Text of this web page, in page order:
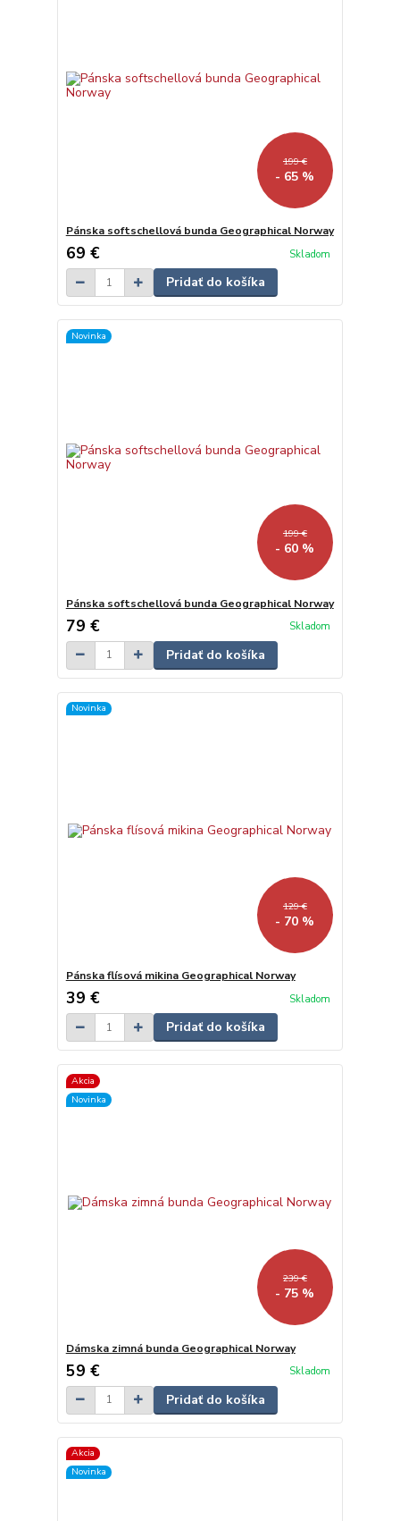
199 €
- 65 %
Pánska softschellová bunda Geographical Norway
69 € Skladom
Pridať do košíka
Novinka
199 €
- 60 %
Pánska softschellová bunda Geographical Norway
79 € Skladom
Pridať do košíka
Novinka
129 €
- 70 %
Pánska flísová mikina Geographical Norway
39 € Skladom
Pridať do košíka
Akcia
Novinka
239 €
- 75 %
Dámska zimná bunda Geographical Norway
59 € Skladom
Pridať do košíka
Akcia
Novinka